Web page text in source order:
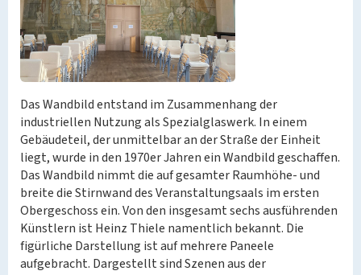
Das Wandbild entstand im Zusammenhang der
industriellen Nutzung als Spezialglaswerk. In einem
Gebäudeteil, der unmittelbar an der Straße der Einheit
liegt, wurde in den 1970er Jahren ein Wandbild geschaffen.
Das Wandbild nimmt die auf gesamter Raumhöhe- und
breite die Stirnwand des Veranstaltungsaals im ersten
Obergeschoss ein. Von den insgesamt sechs ausführenden
Künstlern ist Heinz Thiele namentlich bekannt. Die
figürliche Darstellung ist auf mehrere Paneele
aufgebracht. Dargestellt sind Szenen aus der